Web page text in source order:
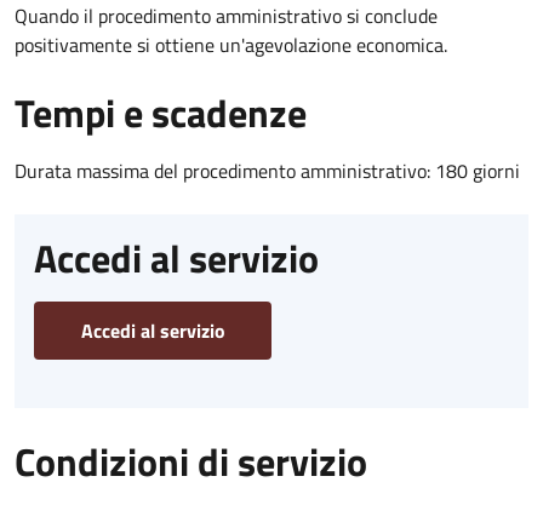
Quando il procedimento amministrativo si conclude
positivamente si ottiene un'agevolazione economica.
Tempi e scadenze
Durata massima del procedimento amministrativo: 180 giorni
Accedi al servizio
Accedi al servizio
Condizioni di servizio